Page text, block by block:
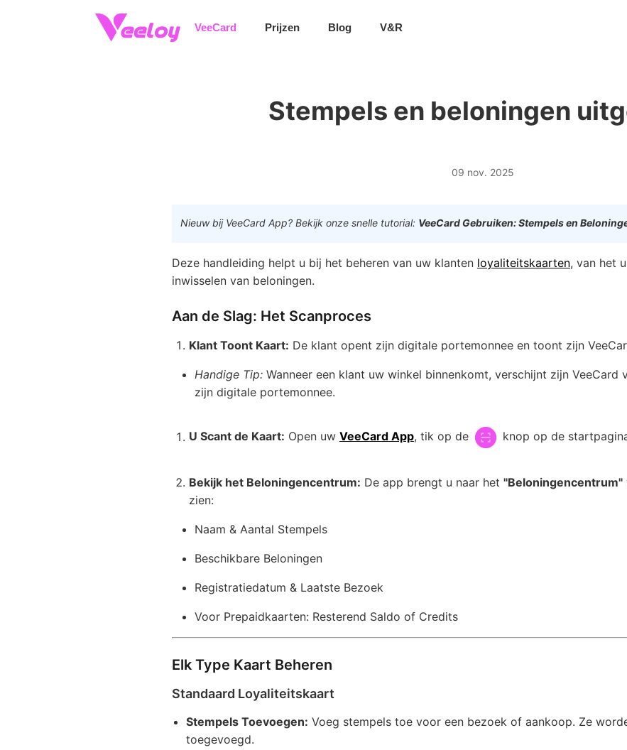
VeeCard Prijzen Blog V&R
Stempels en beloningen
09 nov. 2025
Nieuw bij VeeCard App? Bekijk onze snelle tutorial: VeeCard Gebruiken: Stempels en
Deze handleiding helpt u bij het beheren van uw klanten loyaliteitskaarten, van het
inwisselen van beloningen.
Aan de Slag: Het Scanproces
Klant Toont Kaart: De klant opent zijn digitale portemonnee en toont zijn
Handige Tip:Wanneer een klant uw winkel binnenkomt, verschijnt zijn VeeCard
zijn digitale portemonnee.
U Scant de Kaart: Open uw VeeCard App, tik op de knop op de
Bekijk het Beloningencentrum: De app brengt u naar het "Beloningencentrum"
zien:
Naam & Aantal Stempels
Beschikbare Beloningen
Registratiedatum & Laatste Bezoek
Voor Prepaidkaarten: Resterend Saldo of Credits
Elk Type Kaart Beheren
Standaard Loyaliteitskaart
Stempels Toevoegen: Voeg stempels toe voor een bezoek of aankoop. Ze
toegevoegd.